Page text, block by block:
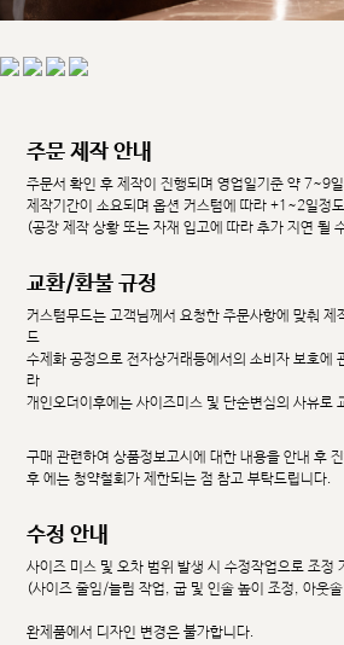
주문 제작 안내
주문서 확인 후 제작이 진행되며 영업일기준 약 7~9
제작기간이 소요되며 옵션 커스텀에 따라 +1~2일정
(공장 제작 상황 또는 자재 입고에 따라 추가 지연 될
교환/환불 규정
커스텀무드는 고객님께서 요청한 주문사항에 맞춰 제
드
수제화 공정으로 전자상거래등에서의 소비자 보호에
라
개인오더이후에는 사이즈미스 및 단순변심의 사유로
구매 관련하여 상품정보고시에 대한 내용을 안내 후
후 에는 청약철회가 제한되는 점 참고 부탁드립니다.
수정 안내
사이즈 미스 및 오차 범위 발생 시 수정작업으로 조정
(사이즈 줄임/늘림 작업, 굽 및 인솔 높이 조정, 아웃
완제품에서 디자인 변경은 불가합니다.